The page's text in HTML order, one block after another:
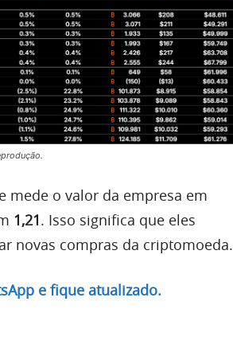
mede o valor da empresa em
1,21. Isso significa que eles
novas compras da criptomoeda.
e fique atualizado.